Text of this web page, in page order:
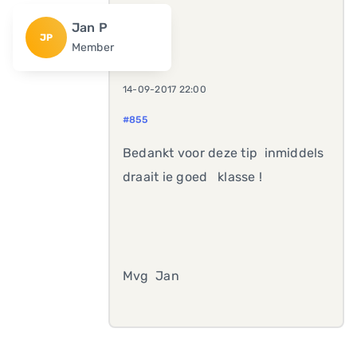
JP
Jan P
Member
14-09-2017 22:00
#855
Bedankt voor deze tip inmiddels
draait ie goed klasse !
Mvg Jan